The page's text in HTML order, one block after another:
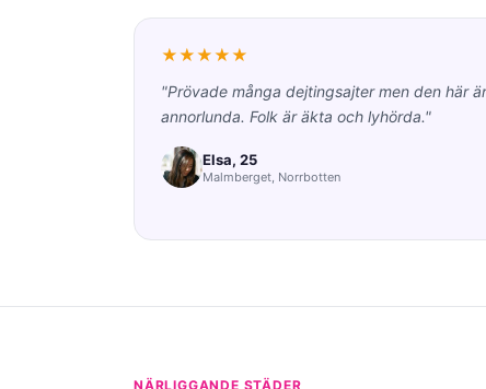
★★★★★
"Prövade många dejtingsajter men den här är
annorlunda. Folk är äkta och lyhörda."
Elsa, 25
Malmberget, Norrbotten
NÄRLIGGANDE STÄDER